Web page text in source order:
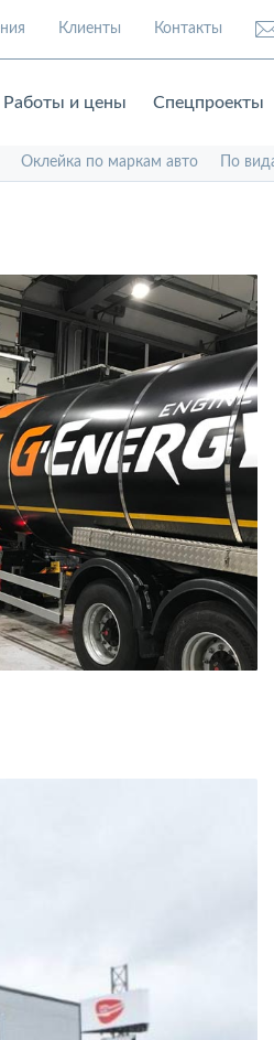
Клиенты Контакты
Работы и цены Спецпроекты
Оклейка по маркам авто По